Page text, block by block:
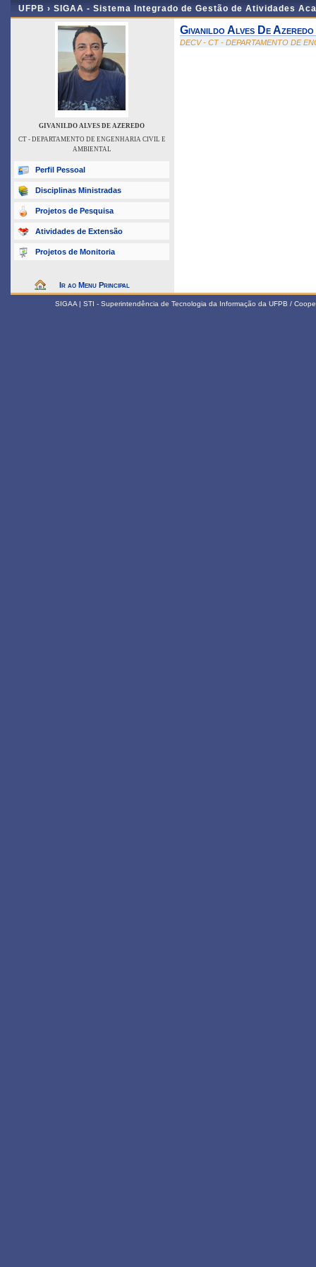
UFPB › SIGAA - Sistema Integrado de Gestão de Atividades
GIVANILDO ALVES DE AZEREDO
CT - DEPARTAMENTO DE ENGENHARIA CIVIL E
AMBIENTAL
Perfil Pessoal
Disciplinas Ministradas
Projetos de Pesquisa
Atividades de Extensão
Projetos de Monitoria
Ir ao Menu Principal
Givanildo Alves De Azeredo
DECV - CT - DEPARTAMENTO DE
SIGAA | STI - Superintendência de Tecnologia da Informação da UFPB /